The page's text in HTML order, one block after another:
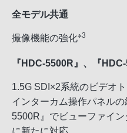
全モデル共通
撮像機能の強化※3
『HDC-5500R』、『HDC-
1.5G SDI×2系統のビデオ
インターカム操作パネル
5500R』でビューファイ